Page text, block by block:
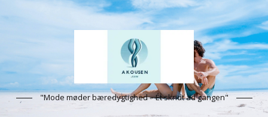
"Mode møder bæredygtighed – Ét skridt ad gangen"